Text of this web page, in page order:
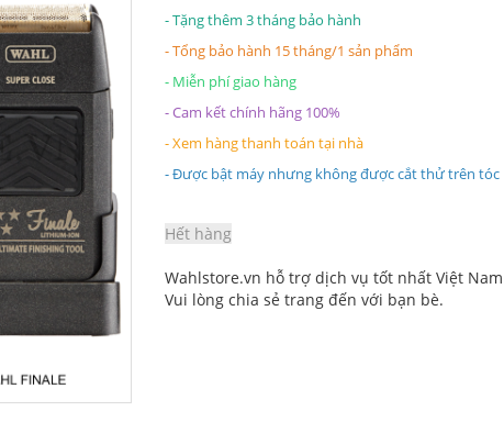
- Tặng thêm 3 tháng bảo hành
- Tổng bảo hành 15 tháng/1 sản phẩm
- Miễn phí giao hàng
- Cam kết chính hãng 100%
- Xem hàng thanh toán tại nhà
- Được bật máy nhưng không được cắt thử trên tóc
Hết hàng
Wahlstore.vn hỗ trợ dịch vụ tốt nhất Việt Nam
Vui lòng chia sẻ trang đến với bạn bè.